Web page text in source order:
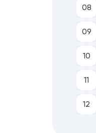
08
09
10
11
12